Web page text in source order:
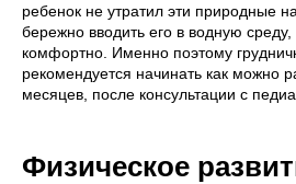
ребенок не утратил эти природные
бережно вводить его в водную среду,
комфортно. Именно поэтому
рекомендуется начинать как можно
месяцев, после консультации с
Физическое